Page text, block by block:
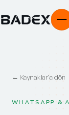
← Kaynaklar'a dön
WHATSAPP &